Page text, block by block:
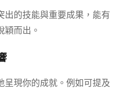
出的技能與重要成果，能有
穎而出。
呈現你的成就。例如可提及